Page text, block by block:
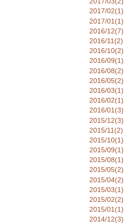
2017/02(1)
2017/01(1)
2016/12(7)
2016/11(2)
2016/10(2)
2016/09(1)
2016/08(2)
2016/05(2)
2016/03(1)
2016/02(1)
2016/01(3)
2015/12(3)
2015/11(2)
2015/10(1)
2015/09(1)
2015/08(1)
2015/05(2)
2015/04(2)
2015/03(1)
2015/02(2)
2015/01(1)
2014/12(3)